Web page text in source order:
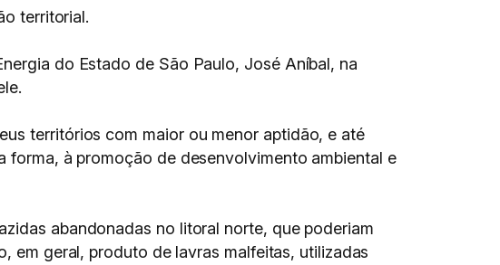
territorial.
do Estado de São Paulo, José Aníbal, na
territórios com maior ou menor aptidão, e até
à promoção de desenvolvimento ambiental e
abandonadas no litoral norte, que poderiam
em geral, produto de lavras malfeitas, utilizadas